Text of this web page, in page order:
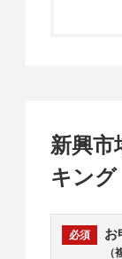
新興
キン
お
（